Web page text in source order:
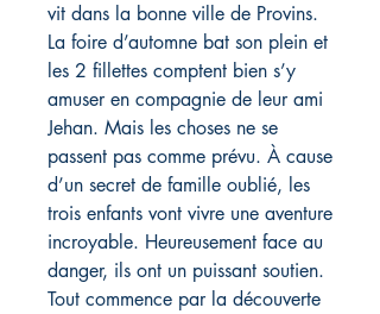
vit dans la bonne ville de Provins.
La foire d’automne bat son plein et
les 2 fillettes comptent bien s’y
amuser en compagnie de leur ami
Jehan. Mais les choses ne se
passent pas comme prévu. À cause
d’un secret de famille oublié, les
trois enfants vont vivre une aventure
incroyable. Heureusement face au
danger, ils ont un puissant soutien.
Tout commence par la découverte